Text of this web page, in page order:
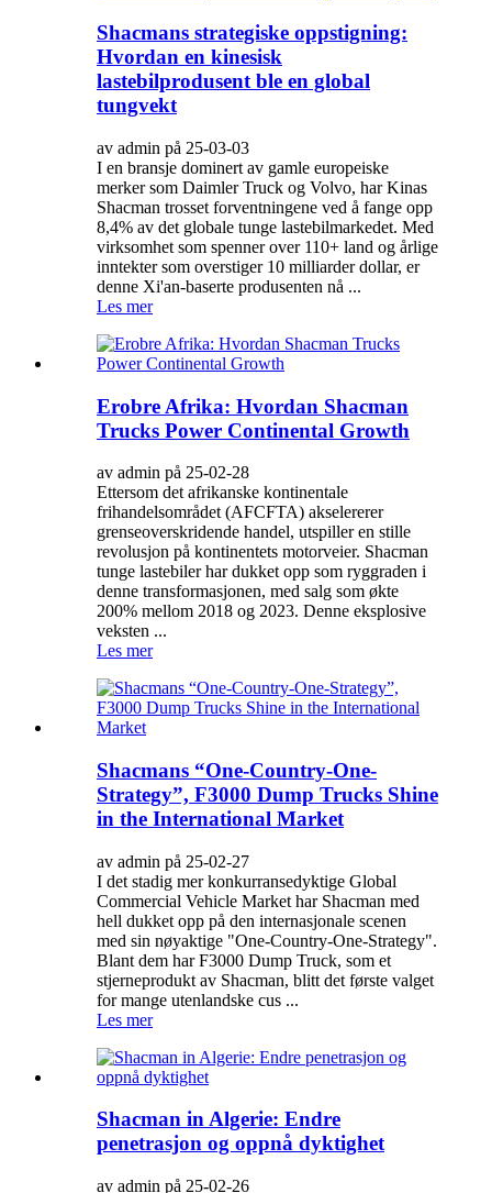
Shacmans strategiske oppstigning:
Hvordan en kinesisk
lastebilprodusent ble en global
tungvekt
av admin på 25-03-03
I en bransje dominert av gamle europeiske
merker som Daimler Truck og Volvo, har Kinas
Shacman trosset forventningene ved å fange opp
8,4% av det globale tunge lastebilmarkedet. Med
virksomhet som spenner over 110+ land og årlige
inntekter som overstiger 10 milliarder dollar, er
denne Xi'an-baserte produsenten nå ...
Les mer
Erobre Afrika: Hvordan Shacman
Trucks Power Continental Growth
av admin på 25-02-28
Ettersom det afrikanske kontinentale
frihandelsområdet (AFCFTA) akselererer
grenseoverskridende handel, utspiller en stille
revolusjon på kontinentets motorveier. Shacman
tunge lastebiler har dukket opp som ryggraden i
denne transformasjonen, med salg som økte
200% mellom 2018 og 2023. Denne eksplosive
veksten ...
Les mer
Shacmans “One-Country-One-
Strategy”, F3000 Dump Trucks Shine
in the International Market
av admin på 25-02-27
I det stadig mer konkurransedyktige Global
Commercial Vehicle Market har Shacman med
hell dukket opp på den internasjonale scenen
med sin nøyaktige "One-Country-One-Strategy".
Blant dem har F3000 Dump Truck, som et
stjerneprodukt av Shacman, blitt det første valget
for mange utenlandske cus ...
Les mer
Shacman in Algerie: Endre
penetrasjon og oppnå dyktighet
av admin på 25-02-26